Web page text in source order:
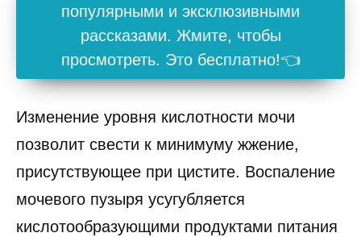
популярными и эксклюзивными
рассказами. Жмите, чтобы
просмотреть. Это бесплатно!👈
Изменение уровня кислотности мочи
позволит свести к минимуму жжение,
присутствующее при цистите. Воспаление
мочевого пузыря усугубляется
кислотообразующими продуктами питания